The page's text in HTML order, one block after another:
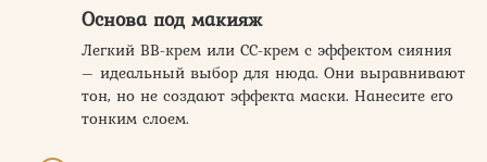
Основа под макияж
Легкий BB-крем или CC-крем с эффектом сияния
– идеальный выбор для нюда. Они выравнивают
тон, но не создают эффекта маски. Нанесите его
тонким слоем.